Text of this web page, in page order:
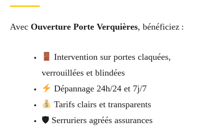
Avec Ouverture Porte Verquières, bénéficiez :
Intervention sur portes claquées,
verrouillées et blindées
Dépannage 24h/24 et 7j/7
Tarifs clairs et transparents
🛡 Serruriers agréés assurances